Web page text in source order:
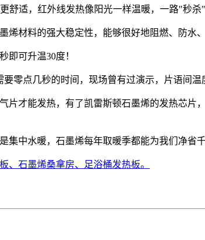
舒适，红外线发热像阳光一样温暖，一路"秒杀"
材料的强大稳定性，能够很好地阻燃、防水、
即可升温30度！
零点几秒的时间，现场曾有过演示，片语间温
才能发热，有了凯雷斯顿石墨烯的发热芯片
中水暖，石墨烯每年取暖季都能为我们净省千
、石墨烯桑拿房、足浴桶发热板。